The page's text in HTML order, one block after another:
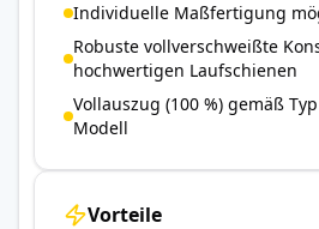
Individuelle Maßfertigung
Robuste vollverschweißte
hochwertigen Laufschienen
Vollauszug (100 %) gemäß
Modell
Vorteile